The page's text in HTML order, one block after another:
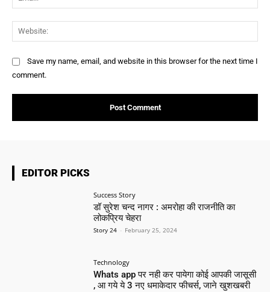
Save my name, email, and website in this browser for the next time I
comment.
EDITOR PICKS
Success Story
डॉ सुरेश चन्द नागर : अमरोहा की राजनीति का
लोकप्रिय चेहरा
Story 24 - February 25, 2024
Technology
Whats app पर नही कर पायेगा कोई आपकी जासूसी
, आ गये ये 3 नए धमाकेदार फीचर्स, जाने खुशखबरी